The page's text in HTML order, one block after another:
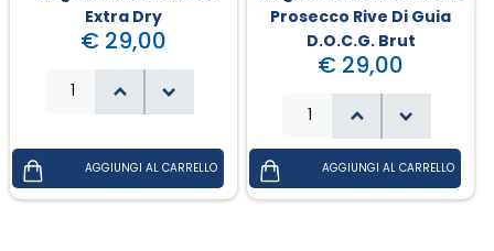
Extra Dry
€ 29,00
Prosecco Rive Di Guia
D.O.C.G. Brut
€ 29,00